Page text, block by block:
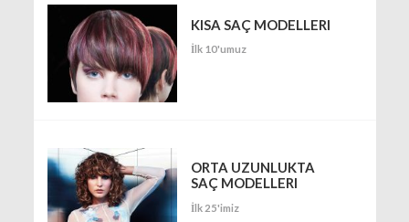
KISA SAÇ MODELLERI
İlk 10'umuz
ORTA UZUNLUKTA
SAÇ MODELLERI
İlk 25'imiz